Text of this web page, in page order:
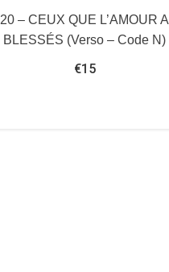
20 – CEUX QUE L’AMOUR A
BLESSÉS (Verso – Code N)
€15